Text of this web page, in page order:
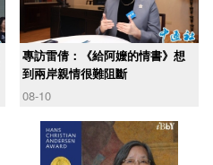
專訪雷倩：《給阿嬤的情書》想
到兩岸親情很難阻斷
08-10